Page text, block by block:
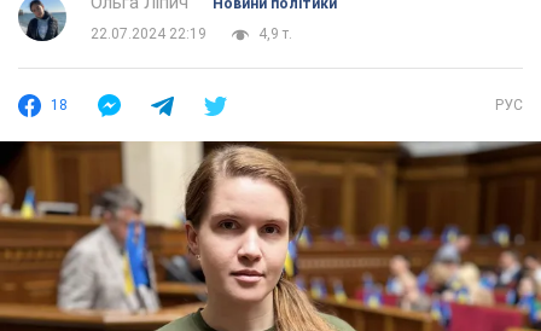
Новини політики
22.07.2024 22:19
4,9 т.
18 РУС